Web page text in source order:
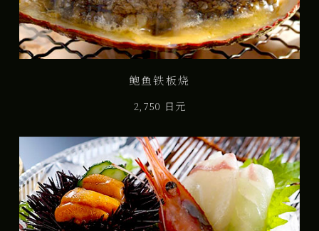
鲍鱼铁板烧
2,750 日元